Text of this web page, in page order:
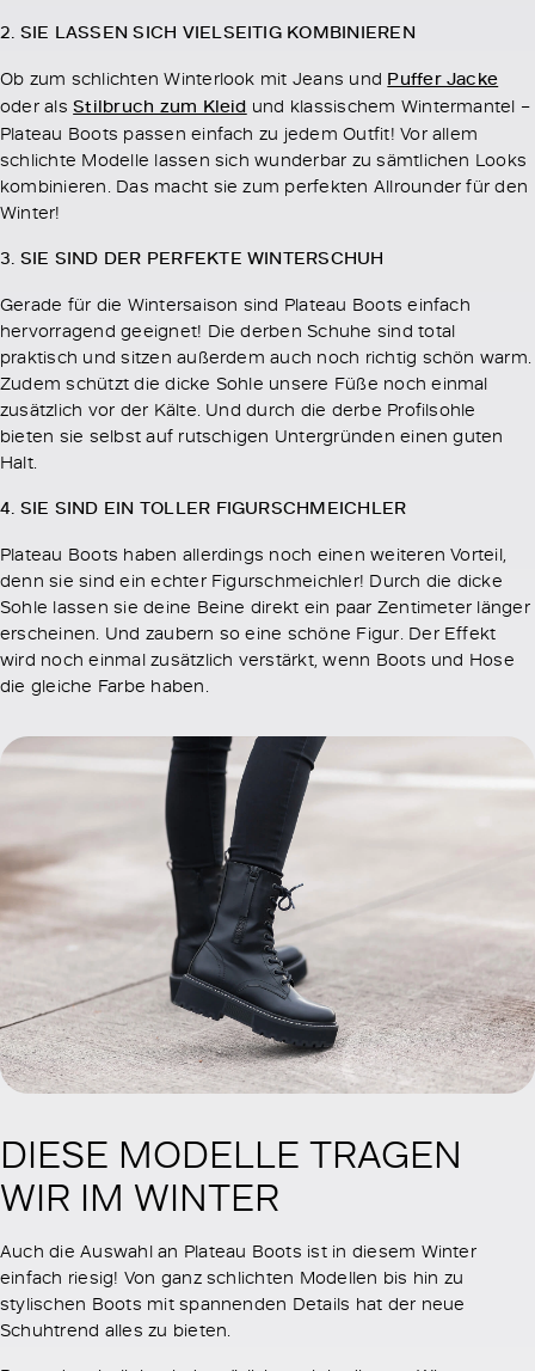
2. SIE LASSEN SICH VIELSEITIG KOMBINIEREN
Ob zum schlichten Winterlook mit Jeans und Puffer Jacke
oder alsStilbruch zum Kleid und klassischem Wintermantel –
Plateau Boots passen einfach zu jedem Outfit! Vor allem
schlichte Modelle lassen sich wunderbar zu sämtlichen Looks
kombinieren. Das macht sie zum perfekten Allrounder für den
Winter!
3. SIE SIND DER PERFEKTE WINTERSCHUH
Gerade für die Wintersaison sind Plateau Boots einfach
hervorragend geeignet! Die derben Schuhe sind total
praktisch und sitzen außerdem auch noch richtig schön warm.
Zudem schützt die dicke Sohle unsere Füße noch einmal
zusätzlich vor der Kälte. Und durch die derbe Profilsohle
bieten sie selbst auf rutschigen Untergründen einen guten
Halt.
4. SIE SIND EIN TOLLER FIGURSCHMEICHLER
Plateau Boots haben allerdings noch einen weiteren Vorteil,
denn sie sind ein echter Figurschmeichler! Durch die dicke
Sohle lassen sie deine Beine direkt ein paar Zentimeter länger
erscheinen. Und zaubern so eine schöne Figur. Der Effekt
wird noch einmal zusätzlich verstärkt, wenn Boots und Hose
die gleiche Farbe haben.
DIESE MODELLE TRAGEN
WIR IM WINTER
Auch die Auswahl an Plateau Boots ist in diesem Winter
einfach riesig! Von ganz schlichten Modellen bis hin zu
stylischen Boots mit spannenden Details hat der neue
Schuhtrend alles zu bieten.